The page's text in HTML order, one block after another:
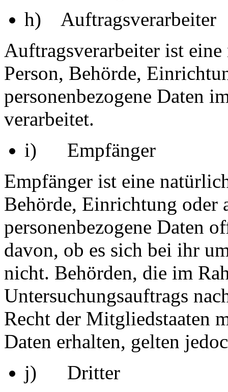
h) Auftragsverarbeiter
Auftragsverarbeiter ist
Person, Behörde,
personenbezogene Daten
verarbeitet.
i) Empfänger
Empfänger ist eine
Behörde, Einrichtung oder
personenbezogene Daten
davon, ob es sich bei ihr
nicht. Behörden, die im
Untersuchungsauftrags
Recht der Mitgliedstaaten
Daten erhalten, gelten
j) Dritter